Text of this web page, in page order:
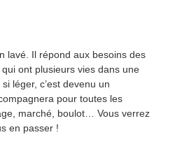
lavé. Il répond aux besoins des
ont plusieurs vies dans une
léger, c’est devenu un
pour toutes les
marché, boulot… Vous verrez
en passer !